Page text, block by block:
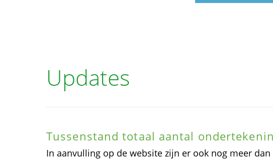
Updates
Tussenstand totaal aantal
In aanvulling op de website zijn er ook nog meer dan